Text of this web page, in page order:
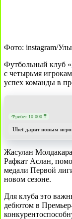
Фото: instagram/
Футбольный клуб «
с четырьмя
успех команды в
Фрибет 10 000 ₸
Ubet дарит новым
Жасулан
Рафкат Аслан,
медали Первой
новом сезоне.
Для клуба это
дебютом в